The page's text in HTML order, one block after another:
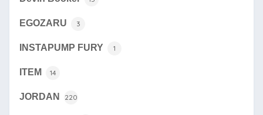
EGOZARU 3
INSTAPUMP FURY 1
ITEM 14
JORDAN 220